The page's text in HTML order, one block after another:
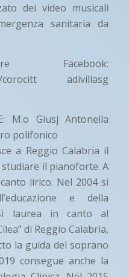
dei video musicali
sanitaria da
Facebook:
corocitt adivillasg
M.o Giusj Antonella
polifonico
a Reggio Calabria il
studiare il pianoforte. A
lirico. Nel 2004 si
e della
laurea in canto al
di Reggio Calabria,
la guida del soprano
consegue anche la